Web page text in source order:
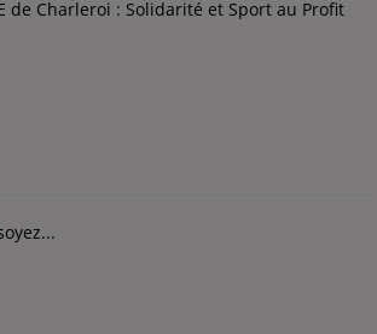
de Charleroi : Solidarité et Sport au Profit
que vous soyez...